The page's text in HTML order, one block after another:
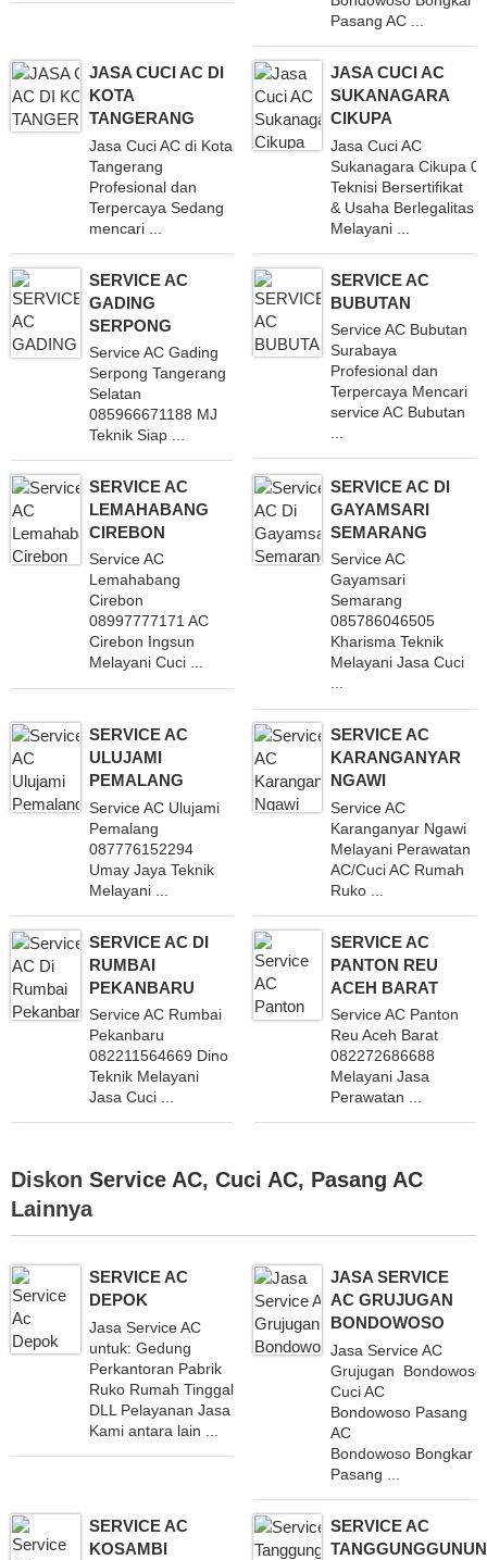
Pasang AC ...
JASA CUCI AC DI
KOTA
TANGERANG
Jasa Cuci AC di Kota
Tangerang
Profesional dan
Terpercaya Sedang
mencari ...
JASA CUCI AC
SUKANAGARA
CIKUPA
Jasa Cuci AC
Sukanagara Cikupa
Teknisi Bersertifikat
& Usaha Berlegalitas
Melayani ...
SERVICE AC
GADING
SERPONG
Service AC Gading
Serpong Tangerang
Selatan
085966671188 MJ
Teknik Siap ...
SERVICE AC
BUBUTAN
Service AC Bubutan
Surabaya
Profesional dan
Terpercaya Mencari
service AC Bubutan
SERVICE AC
LEMAHABANG
CIREBON
Service AC
Lemahabang
Cirebon
08997777171 AC
Cirebon Ingsun
Melayani Cuci ...
SERVICE AC DI
GAYAMSARI
SEMARANG
Service AC
Gayamsari
Semarang
085786046505
Kharisma Teknik
Melayani Jasa Cuci
...
SERVICE AC
ULUJAMI
PEMALANG
Service AC Ulujami
Pemalang
087776152294
Umay Jaya Teknik
Melayani ...
SERVICE AC
KARANGANYAR
NGAWI
Service AC
Karanganyar Ngawi
Melayani Perawatan
AC/Cuci AC Rumah
Ruko ...
SERVICE AC DI
RUMBAI
PEKANBARU
Service AC Rumbai
Pekanbaru
082211564669 Dino
Teknik Melayani
Jasa Cuci ...
SERVICE AC
PANTON REU
ACEH BARAT
Service AC Panton
Reu Aceh Barat
082272686688
Melayani Jasa
Perawatan ...
Diskon Service AC, Cuci AC, Pasang AC
Lainnya
SERVICE AC
DEPOK
Jasa Service AC
untuk: Gedung
Perkantoran Pabrik
Ruko Rumah Tinggal
DLL Pelayanan Jasa
Kami antara lain ...
JASA SERVICE
AC GRUJUGAN
BONDOWOSO
Jasa Service AC
Grujugan
Cuci AC
Bondowoso Pasang
AC
Bondowoso Bongkar
Pasang ...
SERVICE AC
KOSAMBI
SERVICE AC